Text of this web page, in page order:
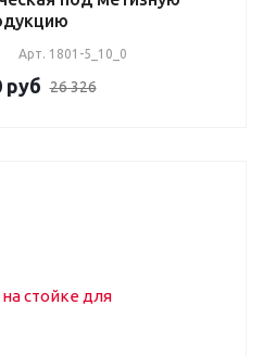
Арт. 1801-5_10_0
руб 26 326